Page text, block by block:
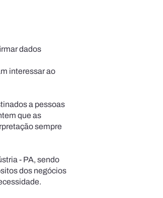
dados
interessar ao
a pessoas
que as
sempre
- PA, sendo
dos negócios